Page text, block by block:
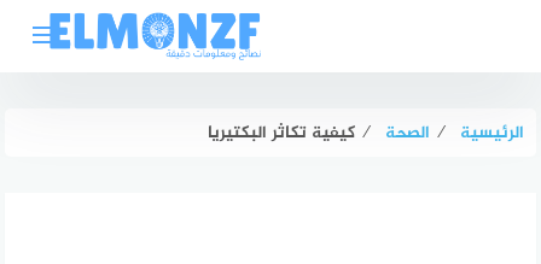
الرئيسية ⁄ الصحة ⁄ كيفية تكاثر البكتيريا